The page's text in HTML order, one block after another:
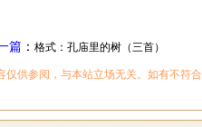
篇： 格式：孔庙里的树（三首）
仅供参阅，与本站立场无关。如有不符合